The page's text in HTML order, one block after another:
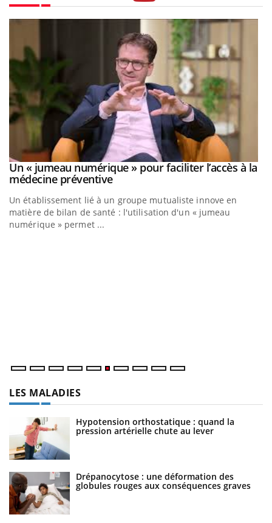
Youtube
Un « jumeau numérique » pour faciliter l’accès à la
médecine préventiveYoutube
Un établissement lié à un groupe mutualiste innove en
matière de bilan de santé : l'utilisation d'un « jumeau
numérique » permet ...
LES MALADIES
Hypotension orthostatique : quand la
pression artérielle chute au lever
Drépanocytose : une déformation des
globules rouges aux conséquences graves